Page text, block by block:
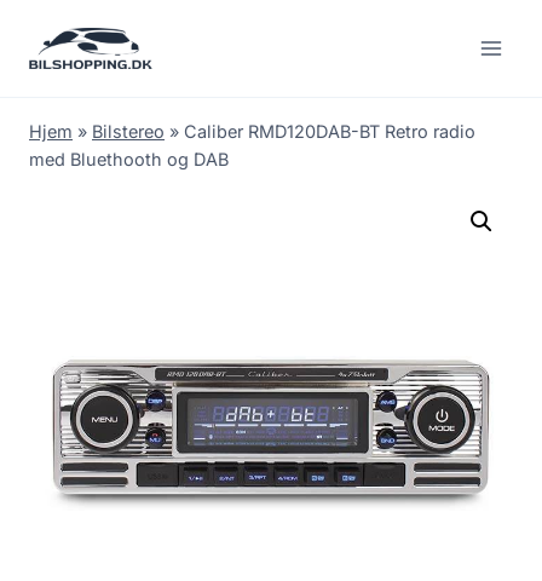
Hjem » Bilstereo » Caliber RMD120DAB-BT Retro radio
med Bluethooth og DAB